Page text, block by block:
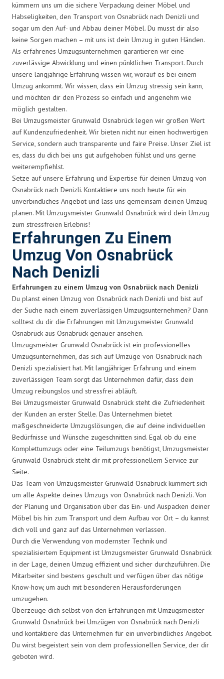
kümmern uns um die sichere Verpackung deiner Möbel und
Habseligkeiten, den Transport von Osnabrück nach Denizli und
sogar um den Auf- und Abbau deiner Möbel. Du musst dir also
keine Sorgen machen – mit uns ist dein Umzug in guten Händen.
Als erfahrenes Umzugsunternehmen garantieren wir eine
zuverlässige Abwicklung und einen pünktlichen Transport. Durch
unsere langjährige Erfahrung wissen wir, worauf es bei einem
Umzug ankommt. Wir wissen, dass ein Umzug stressig sein kann,
und möchten dir den Prozess so einfach und angenehm wie
möglich gestalten.
Bei Umzugsmeister Grunwald Osnabrück legen wir großen Wert
auf Kundenzufriedenheit. Wir bieten nicht nur einen hochwertigen
Service, sondern auch transparente und faire Preise. Unser Ziel ist
es, dass du dich bei uns gut aufgehoben fühlst und uns gerne
weiterempfiehlst.
Setze auf unsere Erfahrung und Expertise für deinen Umzug von
Osnabrück nach Denizli. Kontaktiere uns noch heute für ein
unverbindliches Angebot und lass uns gemeinsam deinen Umzug
planen. Mit Umzugsmeister Grunwald Osnabrück wird dein Umzug
zum stressfreien Erlebnis!
Erfahrungen Zu Einem
Umzug Von Osnabrück
Nach Denizli
Erfahrungen zu einem Umzug von Osnabrück nach Denizli
Du planst einen Umzug von Osnabrück nach Denizli und bist auf
der Suche nach einem zuverlässigen Umzugsunternehmen? Dann
solltest du dir die Erfahrungen mit Umzugsmeister Grunwald
Osnabrück aus Osnabrück genauer ansehen.
Umzugsmeister Grunwald Osnabrück ist ein professionelles
Umzugsunternehmen, das sich auf Umzüge von Osnabrück nach
Denizli spezialisiert hat. Mit langjähriger Erfahrung und einem
zuverlässigen Team sorgt das Unternehmen dafür, dass dein
Umzug reibungslos und stressfrei abläuft.
Bei Umzugsmeister Grunwald Osnabrück steht die Zufriedenheit
der Kunden an erster Stelle. Das Unternehmen bietet
maßgeschneiderte Umzugslösungen, die auf deine individuellen
Bedürfnisse und Wünsche zugeschnitten sind. Egal ob du eine
Komplettumzugs oder eine Teilumzugs benötigst, Umzugsmeister
Grunwald Osnabrück steht dir mit professionellem Service zur
Seite.
Das Team von Umzugsmeister Grunwald Osnabrück kümmert sich
um alle Aspekte deines Umzugs von Osnabrück nach Denizli. Von
der Planung und Organisation über das Ein- und Auspacken deiner
Möbel bis hin zum Transport und dem Aufbau vor Ort – du kannst
dich voll und ganz auf das Unternehmen verlassen.
Durch die Verwendung von modernster Technik und
spezialisiertem Equipment ist Umzugsmeister Grunwald Osnabrück
in der Lage, deinen Umzug effizient und sicher durchzuführen. Die
Mitarbeiter sind bestens geschult und verfügen über das nötige
Know-how, um auch mit besonderen Herausforderungen
umzugehen.
Überzeuge dich selbst von den Erfahrungen mit Umzugsmeister
Grunwald Osnabrück bei Umzügen von Osnabrück nach Denizli
und kontaktiere das Unternehmen für ein unverbindliches Angebot.
Du wirst begeistert sein von dem professionellen Service, der dir
geboten wird.